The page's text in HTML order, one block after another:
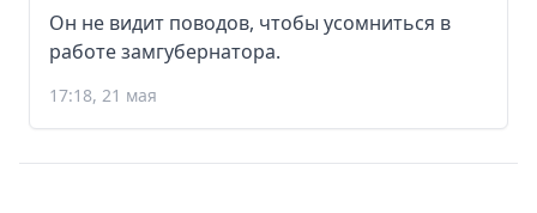
Он не видит поводов, чтобы усомниться в
работе замгубернатора.
17:18, 21 мая